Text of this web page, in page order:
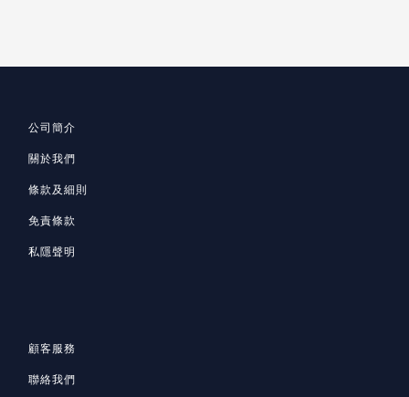
公司簡介
關於我們
條款及細則
免責條款
私隱聲明
顧客服務
聯絡我們